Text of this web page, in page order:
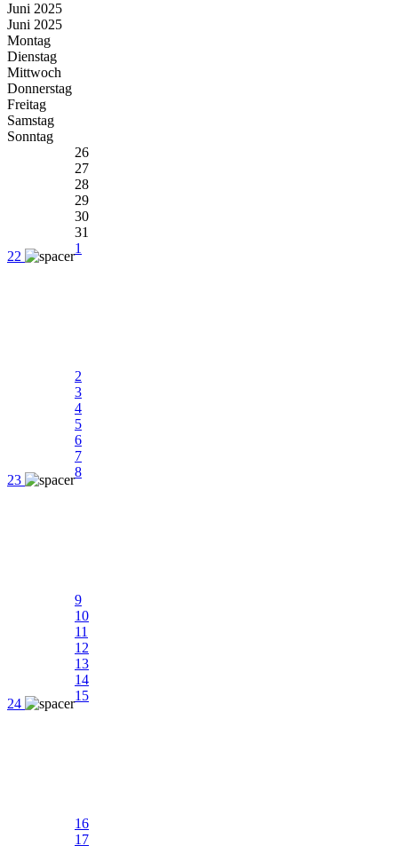
Juni 2025
Juni 2025
Montag
Dienstag
Mittwoch
Donnerstag
Freitag
Samstag
Sonntag
22
26
27
28
29
30
31
1
23
2
3
4
5
6
7
8
24
9
10
11
12
13
14
15
16
17